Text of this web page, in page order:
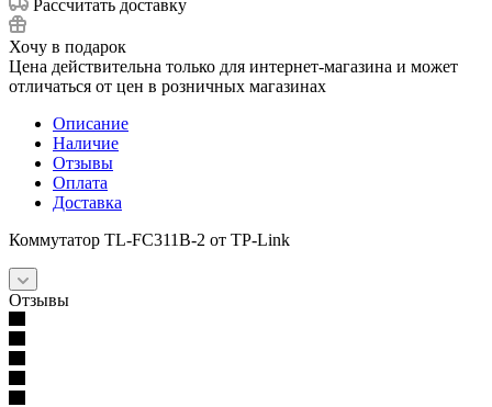
Рассчитать доставку
Хочу в подарок
Цена действительна только для интернет-магазина и может
отличаться от цен в розничных магазинах
Описание
Наличие
Отзывы
Оплата
Доставка
Коммутатор TL-FC311B-2 от TP-Link
Отзывы